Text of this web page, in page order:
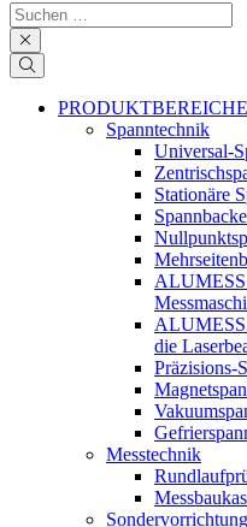
Suchen
…
PRODUKTBEREICHE
Spanntechnik
Universal-
Stationäre
ALUMESS
die
Präzisions-
Messtechnik